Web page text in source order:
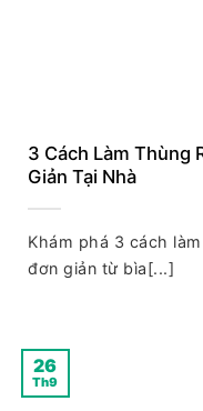
3 Cách Làm Thùng
Giản Tại Nhà
Khám phá 3 cách
đơn giản từ bìa[...]
26
Th9